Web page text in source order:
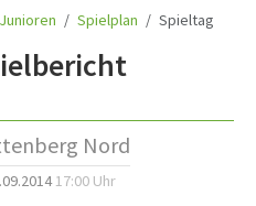
Spielplan Spieltag
Nord
17:00 Uhr